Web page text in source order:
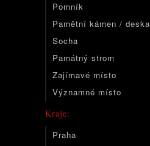
Pomník
Pamětní kámen / deska
Socha
Památný strom
Zajímavé místo
Významné místo
Kraje:
Praha